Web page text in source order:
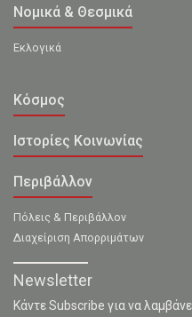
Νομικά & Θεσμικά
Εκλογικά
Κόσμος
Ιστορίες Κοινωνίας
Περιβάλλον
Πόλεις & Περιβάλλον
Διαχείριση Απορριμάτων
Newsletter
Κάντε Subscribe για να